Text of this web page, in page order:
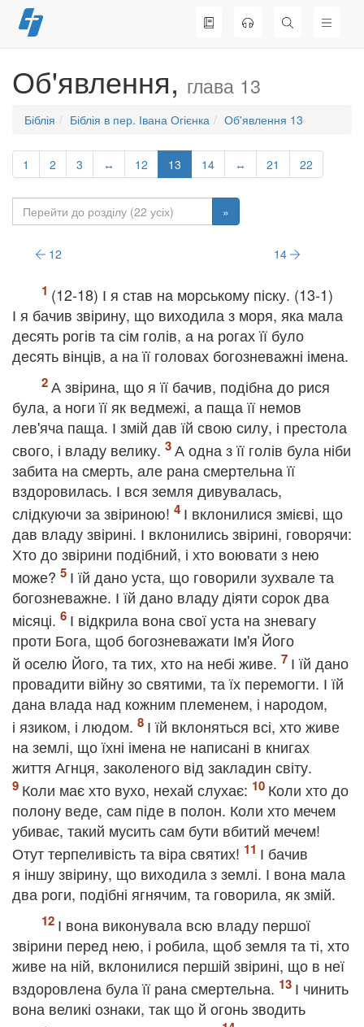
Перейти
до
Об'явлення, глава 13
Біблія Біблія в пер. Івана Огієнка Об'явлення 13
1 2 3 ↔ 12 13 14 ↔ 21 22
»
12 14
(12-18) І я став на морському піску. (13-1)
І я бачив звірину, що виходила з моря, яка мала
десять рогів та сім голів, а на рогах її було
десять вінців, а на її головах богозневажні імена.
А звірина, що я її бачив, подібна до рися
була, а ноги її як ведмежі, а паща її немов
лев'яча паща. І змій дав їй свою силу, і престола
свого, і владу велику.
А одна з її голів була ніби
забита на смерть, але рана смертельна її
вздоровилась. І вся земля дивувалась,
слідкуючи за звіриною!
І вклонилися змієві, що
дав владу звірині. І вклонились звірині, говорячи:
Хто до звірини подібний, і хто воювати з нею
може?
І їй дано уста, що говорили зухвале та
богозневажне. І їй дано владу діяти сорок два
місяці.
І відкрила вона свої уста на зневагу
проти Бога, щоб богозневажати Ім'я Його
й оселю Його, та тих, хто на небі живе.
І їй дано
провадити війну зо святими, та їх перемогти. І їй
дана влада над кожним племенем, і народом,
і язиком, і людом.
І їй вклоняться всі, хто живе
на землі, що їхні імена не написані в книгах
життя Агнця, заколеного від закладин світу.
Коли має хто вухо, нехай слухає:
Коли хто до
полону веде, сам піде в полон. Коли хто мечем
убиває, такий мусить сам бути вбитий мечем!
Отут терпеливість та віра святих!
І бачив
я іншу звірину, що виходила з землі. І вона мала
два роги, подібні ягнячим, та говорила, як змій.
І вона виконувала всю владу першої
звірини перед нею, і робила, щоб земля та ті, хто
живе на ній, вклонилися першій звірині, що в неї
вздоровлена була її рана смертельна.
І чинить
вона великі ознаки, так що й огонь зводить